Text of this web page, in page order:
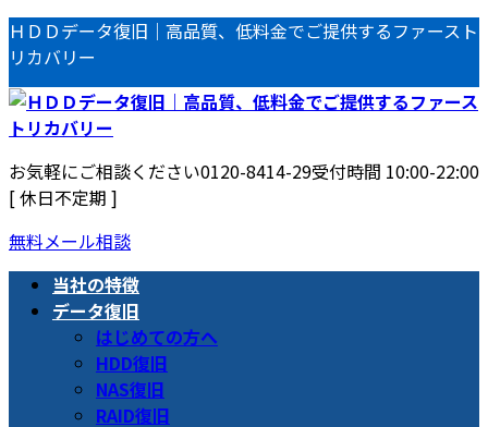
コ
ン
テ
ン
ツ
へ
ス
キ
ッ
プ
ナ
ビ
ゲ
ー
シ
ョ
ン
に
移
動
ＨＤＤデータ復旧｜高品質、低料金でご提供するファースト
リカバリー
お気軽にご相談ください0120-8414-29受付時間 10:00-22:00
[ 休日不定期 ]
無料メール相談
当社の特徴
データ復旧
はじめての方へ
HDD復旧
NAS復旧
RAID復旧